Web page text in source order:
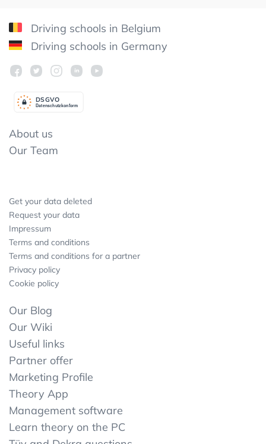
Driving schools in Belgium
Driving schools in Germany
Datenschutzkonform
DSGVO
About us
Our Team
Get your data deleted
Request your data
Impressum
Terms and conditions
Terms and conditions for a partner
Privacy policy
Cookie policy
Our Blog
Our Wiki
Useful links
Partner offer
Marketing Profile
Theory App
Management software
Learn theory on the PC